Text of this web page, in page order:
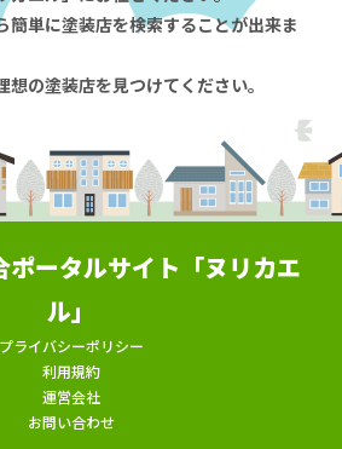
簡単に塗装店を検索することが出来ま
想の塗装店を見つけてください。
ポータルサイト「ヌリカエ
ル」
プライバシーポリシー
利用規約
運営会社
お問い合わせ